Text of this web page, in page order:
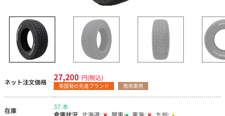
ネット注文価格 27,200 円(税込)
英国発の先進ブランド 商用車用
在庫
37 本